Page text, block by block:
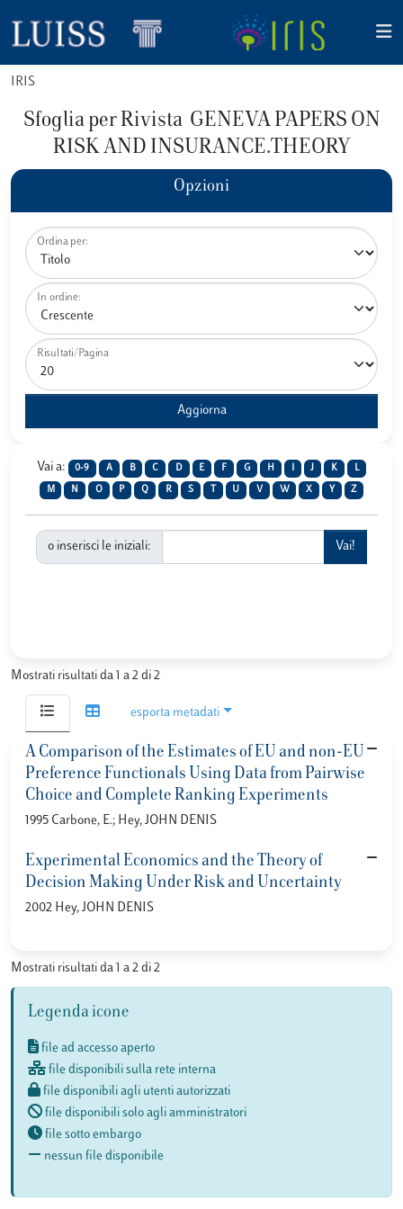
IRIS
Sfoglia per Rivista GENEVA PAPERS ON
RISK AND INSURANCE.THEORY
Opzioni
Ordina per:
In ordine:
Risultati/Pagina
Vai a: 0-9 A B C D E F G H J K L
M N O P Q R S U V W X Y Z
o inserisci le iniziali:
Mostrati risultati da 1 a 2 di 2
esporta metadati
A Comparison of the Estimates of EU and non-EU
Preference Functionals Using Data from Pairwise
Choice and Complete Ranking Experiments
1995 Carbone, E.; Hey, JOHN DENIS
Experimental Economics and the Theory of
Decision Making Under Risk and Uncertainty
2002 Hey, JOHN DENIS
Mostrati risultati da 1 a 2 di 2
Legenda icone
file ad accesso aperto
file disponibili sulla rete interna
file disponibili agli utenti autorizzati
file disponibili solo agli amministratori
file sotto embargo
nessun file disponibile